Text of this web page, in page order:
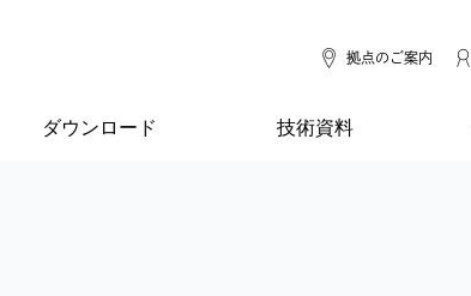
拠点のご案内
ダウンロード 技術資料